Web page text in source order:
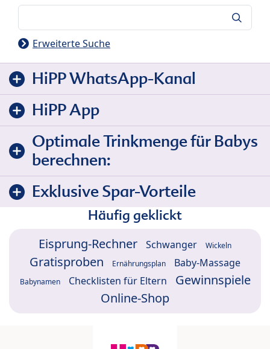
Erweiterte Suche
HiPP WhatsApp-Kanal
HiPP App
Optimale Trinkmenge für Babys
berechnen:
Exklusive Spar-Vorteile
Häufig geklickt
Eisprung-Rechner Schwanger Wickeln
Gratisproben Ernährungsplan Baby-Massage
Babynamen Checklisten für Eltern
Gewinnspiele
Online-Shop